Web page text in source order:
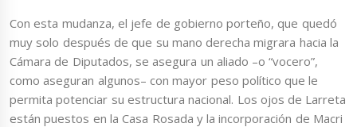
Con esta mudanza, el jefe de gobierno porteño, que quedó
muy solo después de que su mano derecha migrara hacia la
Cámara de Diputados, se asegura un aliado –o “vocero”,
como aseguran algunos– con mayor peso político que le
permita potenciar su estructura nacional. Los ojos de Larreta
están puestos en la Casa Rosada y la incorporación de Macri